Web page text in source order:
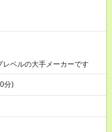
ベルの大手メーカーです
分)